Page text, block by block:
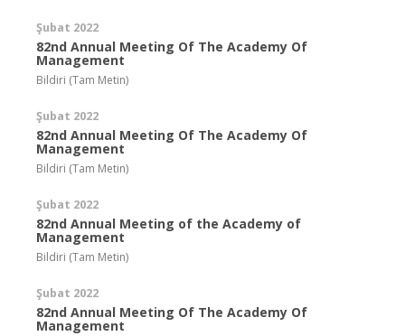
Şubat 2022
82nd Annual Meeting Of The Academy Of
Management
Bildiri (Tam Metin)
Şubat 2022
82nd Annual Meeting Of The Academy Of
Management
Bildiri (Tam Metin)
Şubat 2022
82nd Annual Meeting of the Academy of
Management
Bildiri (Tam Metin)
Şubat 2022
82nd Annual Meeting Of The Academy Of
Management